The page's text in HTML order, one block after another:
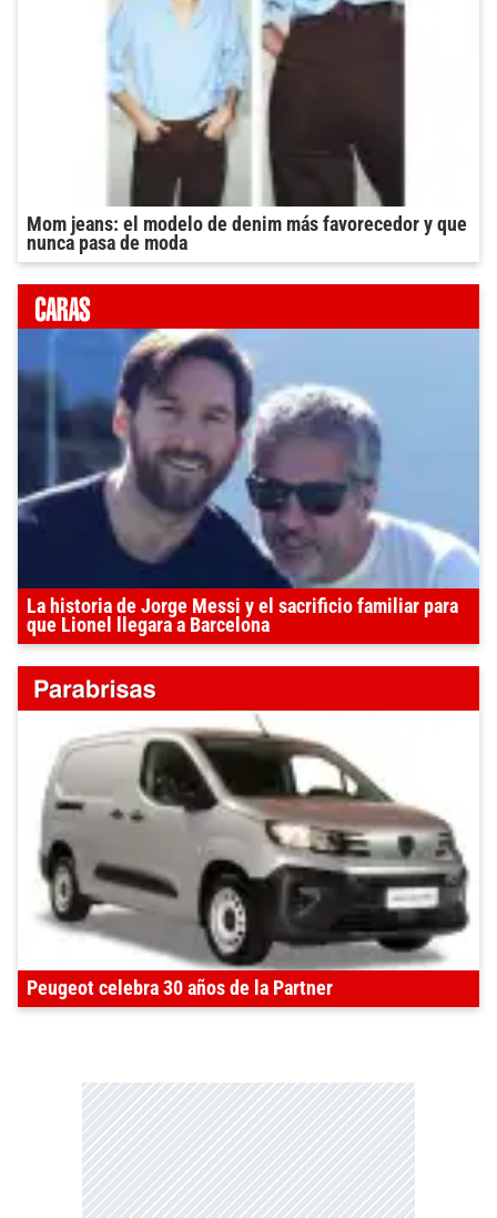
Mom jeans: el modelo de denim más favorecedor y que
nunca pasa de moda
La historia de Jorge Messi y el sacrificio familiar para
que Lionel llegara a Barcelona
Peugeot celebra 30 años de la Partner